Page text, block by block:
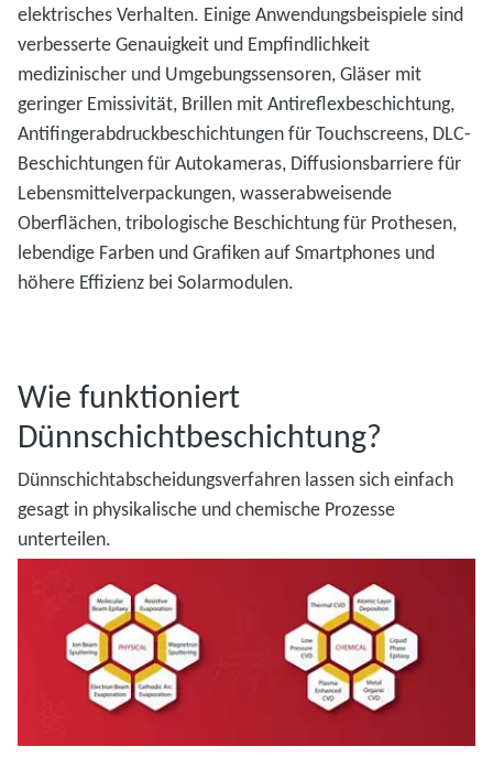
elektrisches Verhalten. Einige Anwendungsbeispiele sind
verbesserte Genauigkeit und Empfindlichkeit
medizinischer und Umgebungssensoren, Gläser mit
geringer Emissivität, Brillen mit Antireflexbeschichtung,
Antifingerabdruckbeschichtungen für Touchscreens, DLC-
Beschichtungen für Autokameras, Diffusionsbarriere für
Lebensmittelverpackungen, wasserabweisende
Oberflächen, tribologische Beschichtung für Prothesen,
lebendige Farben und Grafiken auf Smartphones und
höhere Effizienz bei Solarmodulen.
Wie funktioniert
Dünnschichtbeschichtung?
Dünnschichtabscheidungsverfahren lassen sich einfach
gesagt in physikalische und chemische Prozesse
unterteilen.